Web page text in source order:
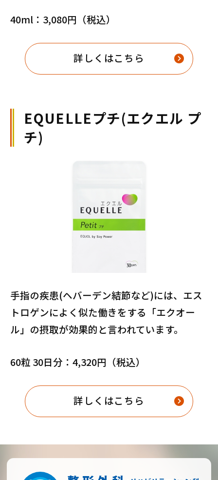
40ml：3,080円（税込）
詳しくはこちら
EQUELLEプチ(エクエル プ
チ)
手指の疾患(ヘバーデン結節など)には、エス
トロゲンによく似た働きをする「エクオー
ル」の摂取が効果的と言われています。
60粒 30日分：4,320円（税込）
詳しくはこちら